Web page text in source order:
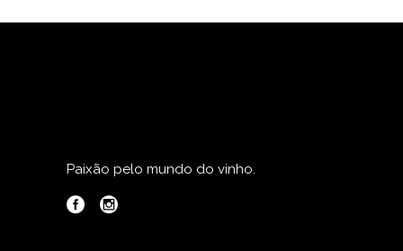
Paixão pelo mundo do vinho.